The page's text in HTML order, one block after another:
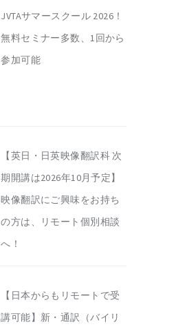
JVTAサマースクール 2026！
無料セミナー多数、1回から
参加可能
【英日・日英映像翻訳科 次
期開講は2026年10月予定】
映像翻訳にご興味をお持ち
の方は、リモート個別相談
へ！
【日本からもリモートで受
講可能】新・通訳（バイリ